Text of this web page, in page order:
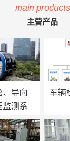
main products
主营产品
、导向
监测系
统用于实
车辆
方案